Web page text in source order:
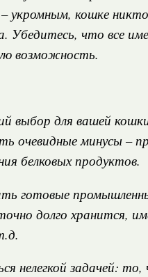
кошке
что все
возможность.
выбор для вашей
минусы –
белковых продуктов.
готовые
долго хранится,
нелегкой задачей: